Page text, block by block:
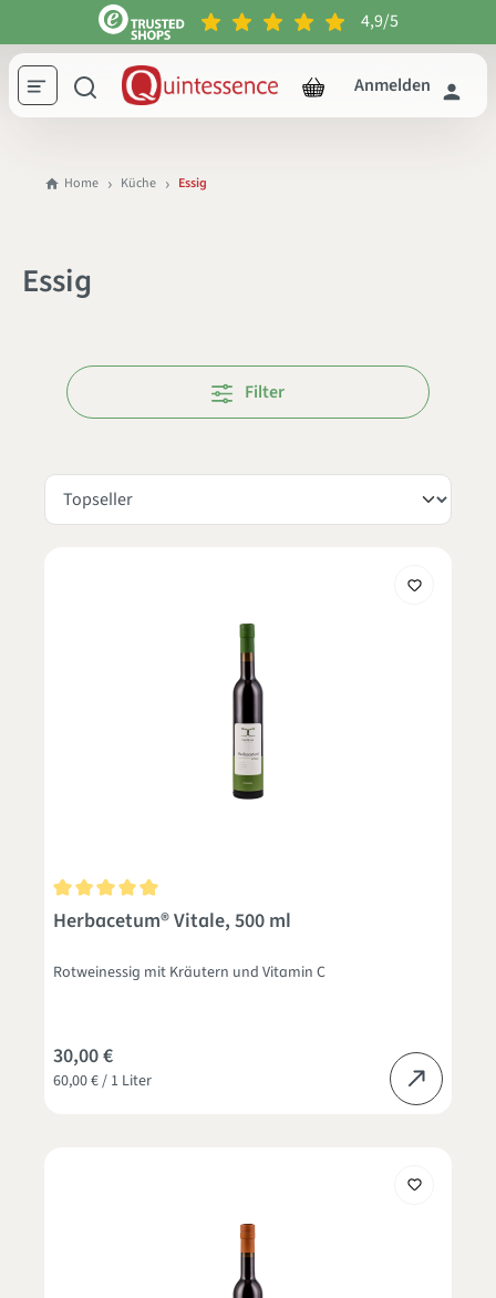
springen 4,9/5
Anmelden
Home Küche Essig
Essig
Filter
Durchschnittliche Bewertung von 5 von 5 Sternen
Herbacetum® Vitale, 500 ml
Rotweinessig mit Kräutern und Vitamin C
60,00 € / 1 Liter
30,00 €